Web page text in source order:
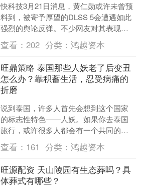
快科技3月21日消息，黄仁勋或许未曾预
料到，被寄予厚望的DLSS 5会遭遇如此
强烈的舆论反弹。不少网友对其表现大
失所望，甚至将其直接讥讽为AI渲染换脸
的低质量产....
查看：202 分类：鸿越资本
旺鼎策略 泰国那些人妖老了后变丑
怎么办？靠积蓄生活，忍受病痛的
折磨
说到泰国，许多人首先会想到这个国家
的标志性特色——人妖。如果你去泰国
旅行，或许很多人都会有一个共同的愿
望，那就是去亲眼看看这些人妖，既是
为了满足自己强烈的好奇心....
查看： 161 分类：鸿越资本
旺源配资 天山陵园有生态葬吗？具
体葬式有哪些？